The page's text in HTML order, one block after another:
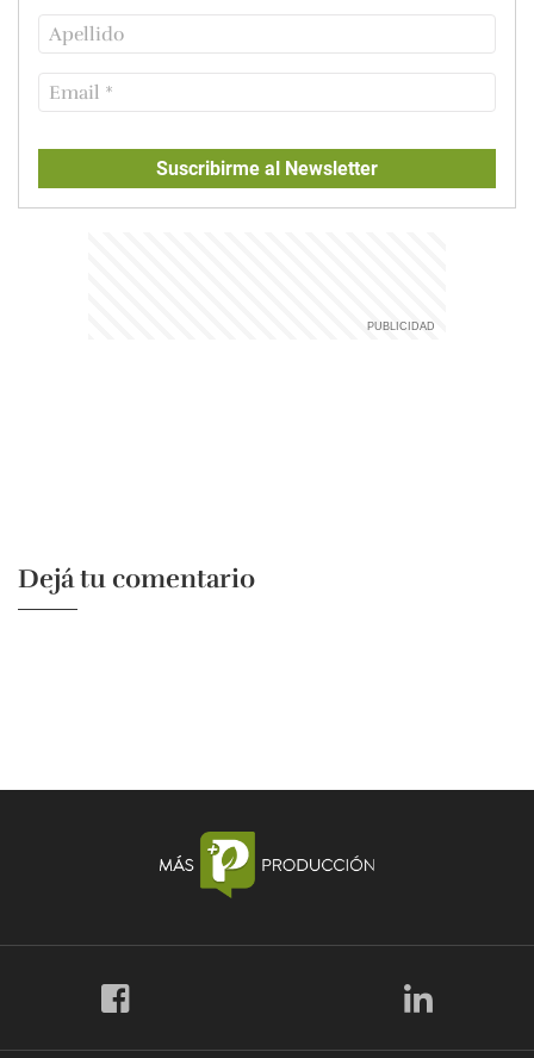
Suscribirme al Newsletter
Dejá tu comentario